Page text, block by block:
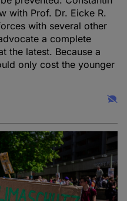
with Prof. Dr. Eicke R.
with several other
a complete
the latest. Because a
only cost the younger